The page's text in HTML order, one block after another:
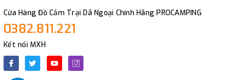
Cửa Hàng Đồ Cắm Trại Dã Ngoại Chính Hãng PROCAMPING
0382.811.221
Kết nối MXH